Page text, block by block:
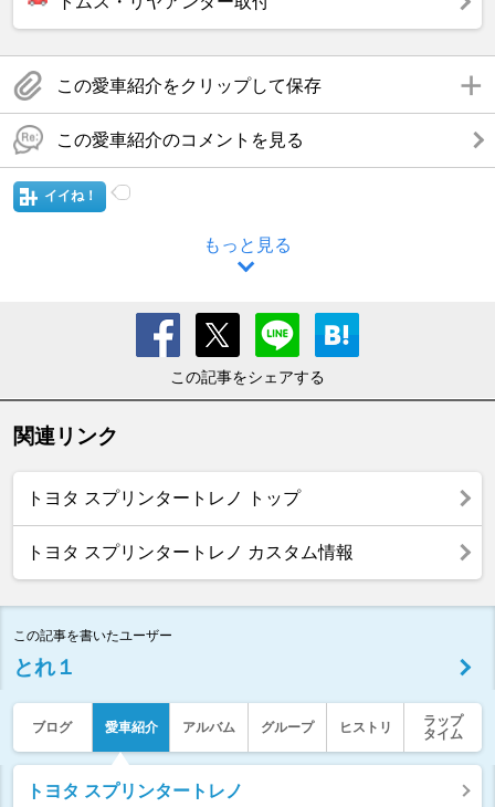
この愛車紹介をクリップして保存
この愛車紹介のコメントを見る
イイね！
もっと見る
この記事をシェアする
関連リンク
トヨタ スプリンタートレノ トップ
トヨタ スプリンタートレノ カスタム情報
この記事を書いたユーザー
とれ１
ブログ 愛車紹介 アルバム グループ ヒストリ
ラップ
タイム
トヨタ スプリンタートレノ